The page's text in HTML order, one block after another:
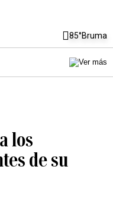
85°Bruma
los
de su